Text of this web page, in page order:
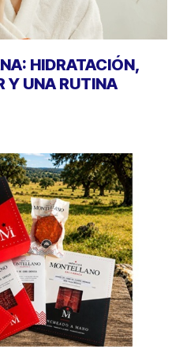
HIDRATACIÓN,
Y UNA RUTINA